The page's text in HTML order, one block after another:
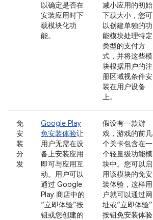
以确定是否在
安装应用时下
载模块化功
能。
减小应用的初始
下载大小，您可
以创建单独的功
能模块处理特定
类型的支付方
式，并将这些模
块根据用户的注
册区域视条件安
装在用户设备
上。
免
安
装
分
发
Google Play
免安装体验让
用户无需在设
备上安装应用
即可与应用互
动。用户可以
通过 Google
Play 商店中的
“立即体验”按
钮或您创建的
假设有一款游
戏，游戏的前几
个关卡包含在一
个轻量级功能模
块中。您可以启
用该模块的免安
装体验，这样用
户就可以通过网
址或“立即体验”
按钮免安装体验